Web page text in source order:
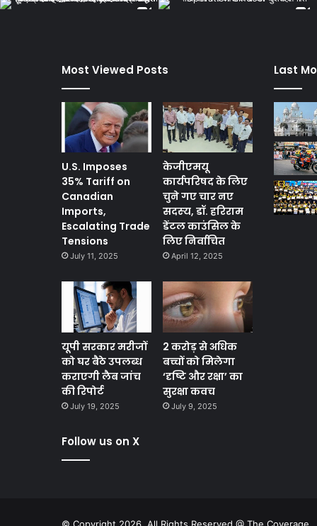
Most Viewed Posts
U.S. Imposes
35% Tariff on
Canadian
Imports,
Escalating Trade
Tensions
July 11, 2025
केजीएमयू
कार्यपरिषद के लिए
चुने गए चार नए
सदस्‍य, डॉ. हरिराम
डेंटल काउंसिल के
लिए निर्वाचित
April 12, 2025
यूपी सरकार मरीजों
को घर बैठे उपलब्ध
कराएगी लैब जांच
की रिपोर्ट
July 19, 2025
2 करोड़ से अधिक
बच्चों को मिलेगा
‘दृष्टि और रक्षा’ का
सुरक्षा कवच
July 9, 2025
Follow us on X
Last